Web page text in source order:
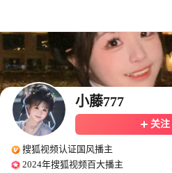
小藤777
关注
搜狐视频认证国风播主
2024年搜狐视频百大播主